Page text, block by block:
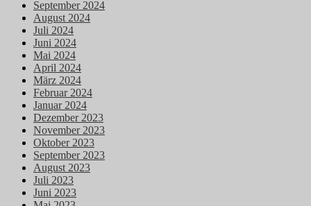
September 2024
August 2024
Juli 2024
Juni 2024
Mai 2024
April 2024
März 2024
Februar 2024
Januar 2024
Dezember 2023
November 2023
Oktober 2023
September 2023
August 2023
Juli 2023
Juni 2023